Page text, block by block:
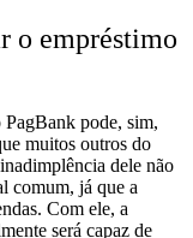
o empréstimo
PagBank pode, sim,
muitos outros do
dele não
comum, já que a
Com ele, a
será capaz de